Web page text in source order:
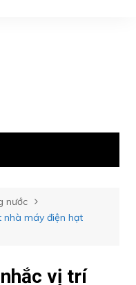
nước
nhà máy điện hạt
vị trí